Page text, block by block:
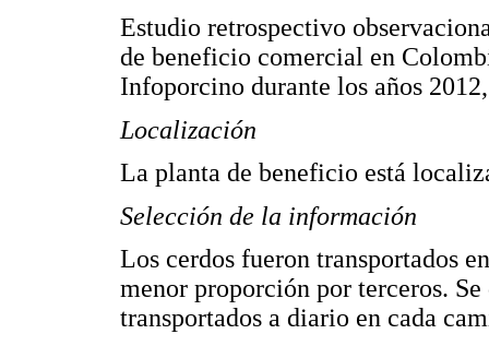
Estudio retrospectivo
de beneficio comercial en
Infoporcino durante los años
Localización
La planta de beneficio está
Selección de la información
Los cerdos fueron transportados
menor proporción por terceros.
transportados a diario en cada